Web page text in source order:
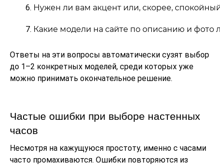
Нужен ли вам акцент или, скорее,
Какие модели на сайте по описанию и фото
Ответы на эти вопросы автоматически сузят выбор
до 1–2 конкретных моделей, среди которых уже
можно принимать окончательное решение.
Частые ошибки при выборе настенных
часов
Несмотря на кажущуюся простоту, именно с часами
часто промахиваются. Ошибки повторяются из